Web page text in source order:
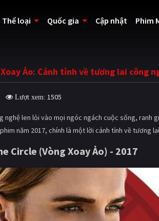
Thể loại Quốc gia Cập nhật Phim
Ảo: Cảnh tỉnh về tương lai công
Lượt xem: 1505
nghệ len lỏi vào mọi ngóc ngách cuộc sống, ranh
năm 2017, chính là một lời cảnh tỉnh về tương
Circle (Vòng Xoay Ảo) - 2017